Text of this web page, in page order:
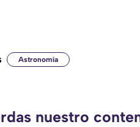
Astronomía
nuestro